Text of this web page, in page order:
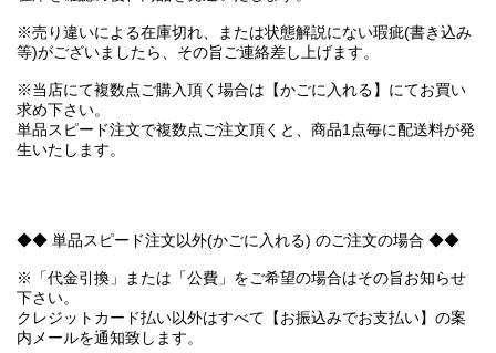
※売り違いによる在庫切れ、または状態解説にない瑕疵(書き込み
等)がございましたら、その旨ご連絡差し上げます。
※当店にて複数点ご購入頂く場合は【かごに入れる】にてお買い
求め下さい。
単品スピード注文で複数点ご注文頂くと、商品1点毎に配送料が発
生いたします。
◆◆ 単品スピード注文以外(かごに入れる) のご注文の場合 ◆◆
※「代金引換」または「公費」をご希望の場合はその旨お知らせ
下さい。
クレジットカード払い以外はすべて【お振込みでお支払い】の案
内メールを通知致します。